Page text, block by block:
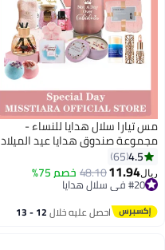
مس تيارا سلال هدايا للنساء -
مجموعة صندوق هدايا عيد الميلاد
ملهمة، وحزم علاج سبا مريحة
للنساء، والصداقة، وهدايا الصديقات
4.5
65
ريال11.94
48.10خصم 75%
#20 في سلال هدايا
احصل عليه خلال 12 - 13